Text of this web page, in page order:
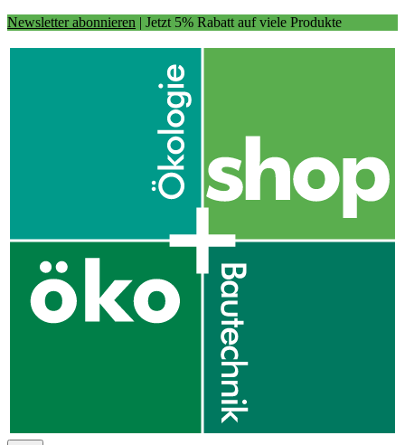
Newsletter abonnieren | Jetzt 5% Rabatt auf viele Produkte